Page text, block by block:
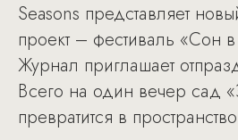
Seasons представляет
проект – фестиваль «Сон
Журнал приглашает
Всего на один вечер сад
превратится в